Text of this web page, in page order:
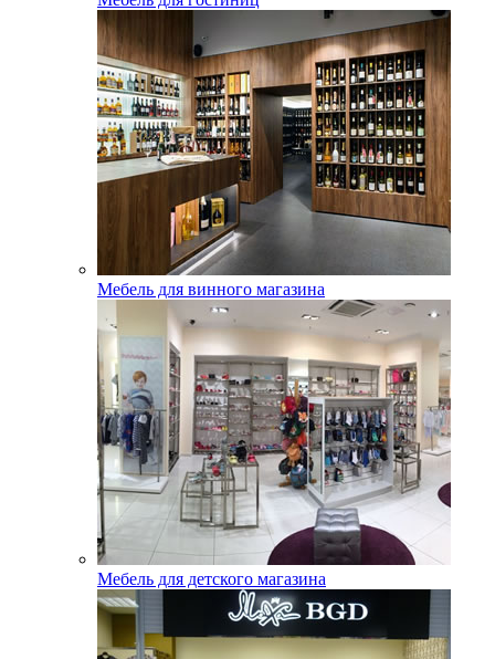
Мебель для винного магазина
Мебель для детского магазина